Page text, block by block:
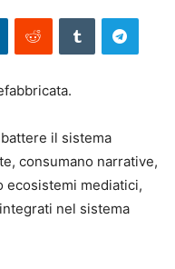
il sistema
consumano narrative,
ecosistemi mediatici,
nel sistema